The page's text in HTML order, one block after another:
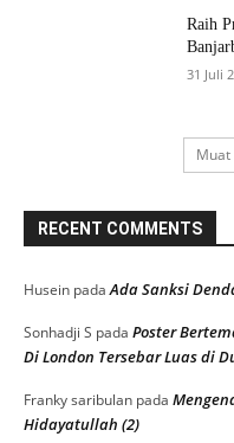
Raih
31 Juli
Muat
RECENT COMMENTS
Husein padaAda Sanksi
Sonhadji S pada Poster
Di London Tersebar Luas di
Franky saribulan pada
Hidayatullah (2)